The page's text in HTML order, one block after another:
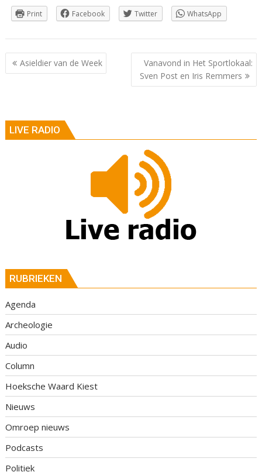
Print Facebook Twitter WhatsApp
Berichtnavigatie
Asieldier van de Week
Vanavond in Het Sportlokaal:
Sven Post en Iris Remmers
LIVE RADIO
RUBRIEKEN
Agenda
Archeologie
Audio
Column
Hoeksche Waard Kiest
Nieuws
Omroep nieuws
Podcasts
Politiek